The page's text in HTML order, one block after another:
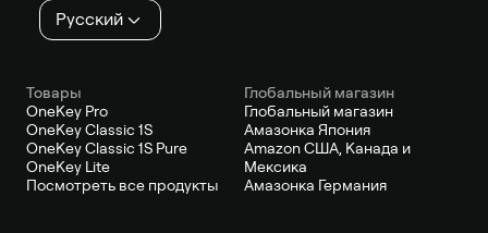
Русский
Товары
OneKey Pro
OneKey Classic 1S
OneKey Classic 1S Pure
OneKey Lite
Посмотреть все продукты
Глобальный магазин
Глобальный магазин
Амазонка Япония
Amazon США, Канада и
Мексика
Амазонка Германия